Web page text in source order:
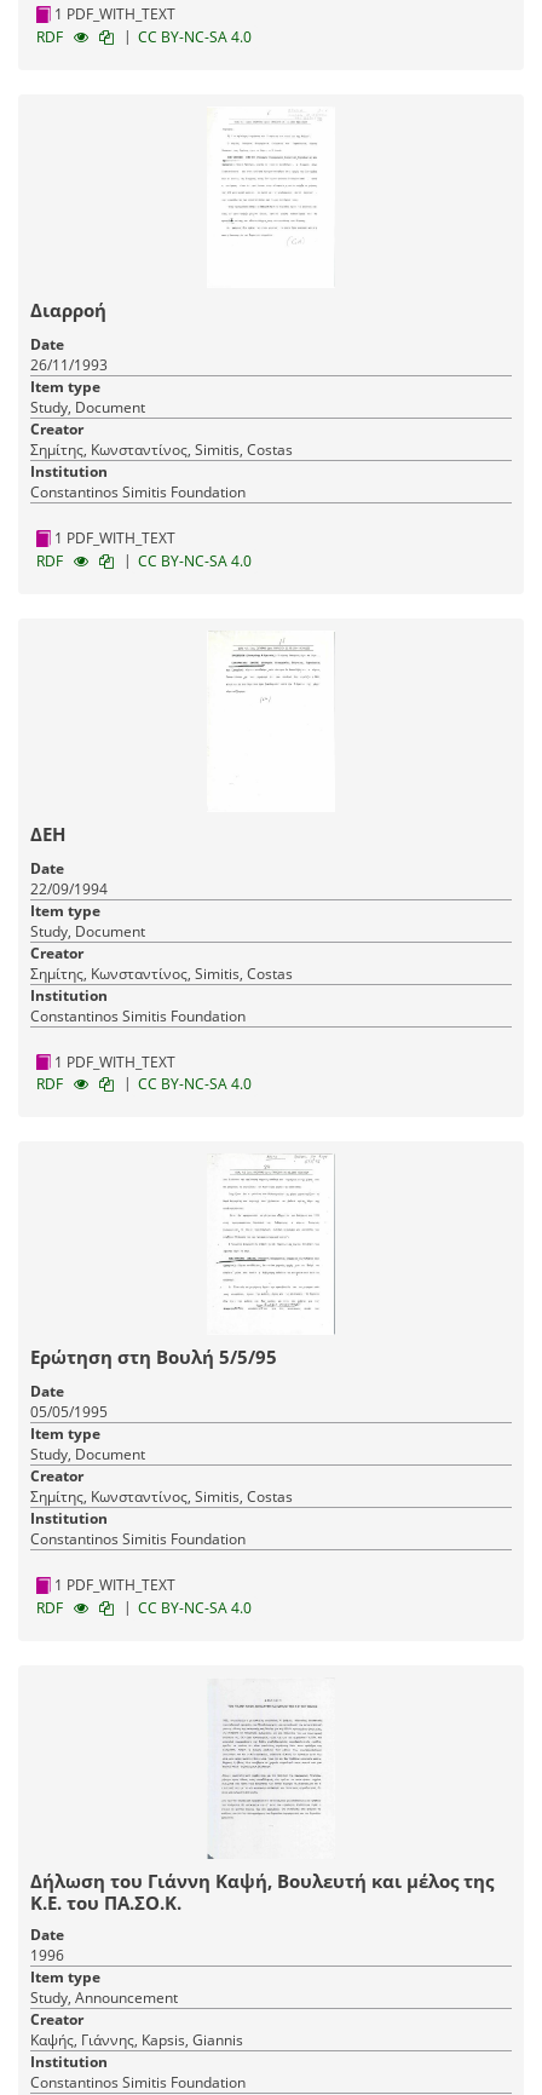
1 PDF_WITH_TEXT
RDF
| CC BY-NC-SA 4.0
Διαρροή
Date
26/11/1993
Item type
Study, Document
Creator
Σημίτης, Κωνσταντίνος, Simitis, Costas
Institution
Constantinos Simitis Foundation
1 PDF_WITH_TEXT
RDF
| CC BY-NC-SA 4.0
ΔΕΗ
Date
22/09/1994
Item type
Study, Document
Creator
Σημίτης, Κωνσταντίνος, Simitis, Costas
Institution
Constantinos Simitis Foundation
1 PDF_WITH_TEXT
RDF
| CC BY-NC-SA 4.0
Ερώτηση στη Βουλή 5/5/95
Date
05/05/1995
Item type
Study, Document
Creator
Σημίτης, Κωνσταντίνος, Simitis, Costas
Institution
Constantinos Simitis Foundation
1 PDF_WITH_TEXT
RDF
| CC BY-NC-SA 4.0
Δήλωση του Γιάννη Καψή, Βουλευτή και μέλος της
Κ.Ε. του ΠΑ.ΣΟ.Κ.
Date
1996
Item type
Study, Announcement
Creator
Καψής, Γιάννης, Kapsis, Giannis
Institution
Constantinos Simitis Foundation